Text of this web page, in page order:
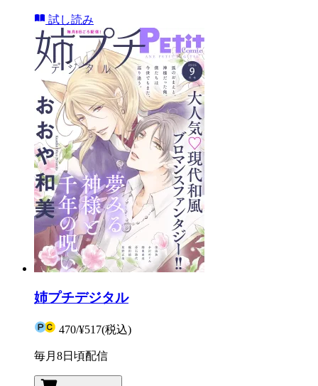
試し読み
姉プチデジタル
470/¥517(税込)
毎月8日頃配信